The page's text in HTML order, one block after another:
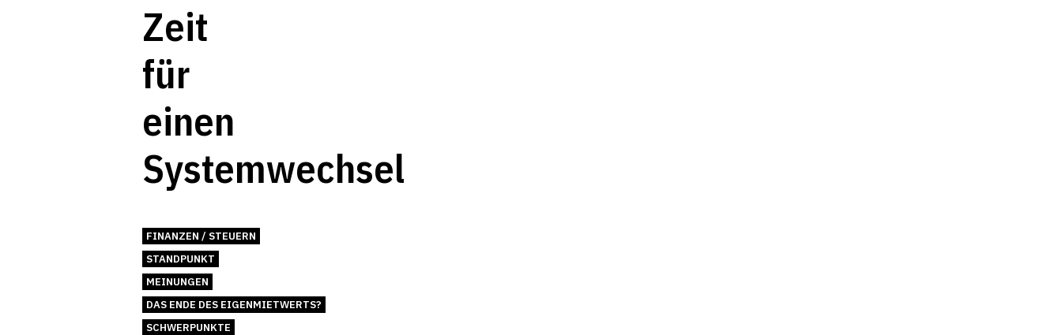
Zeit
für
einen
Systemwechsel
FINANZEN / STEUERN
STANDPUNKT
MEINUNGEN
DAS ENDE DES EIGENMIETWERTS?
SCHWERPUNKTE